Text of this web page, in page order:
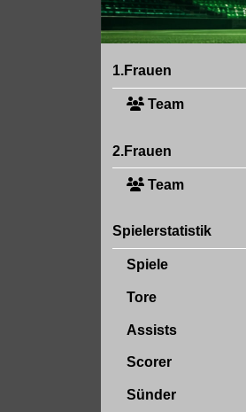
1.Frauen
Team
2.Frauen
Team
Spielerstatistik
Spiele
Tore
Assists
Scorer
Sünder